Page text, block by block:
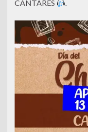
CANTARES
.